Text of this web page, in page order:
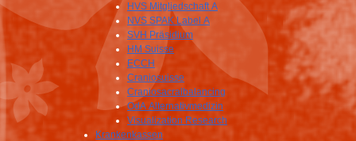
HVS Mitgliedschaft A
NVS SPAK Label A
SVH Präsidium
HM Suisse
ECCH
Craniosuisse
Craniosacralbalancing
OdA Alternativmedizin
Visualization Research
Krankenkassen